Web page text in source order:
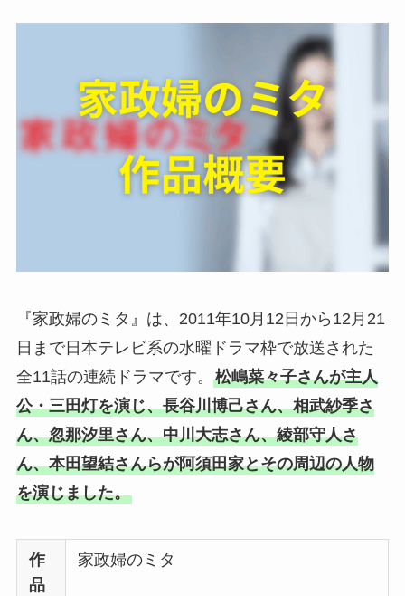
『家政婦のミタ』は、2011年10月12日から12月21
日まで日本テレビ系の水曜ドラマ枠で放送された
全11話の連続ドラマです。 松嶋菜々子さんが主人
公・三田灯を演じ、長谷川博己さん、相武紗季さ
ん、忽那汐里さん、中川大志さん、綾部守人さ
ん、本田望結さんらが阿須田家とその周辺の人物
を演じました。
作
品
家政婦のミタ